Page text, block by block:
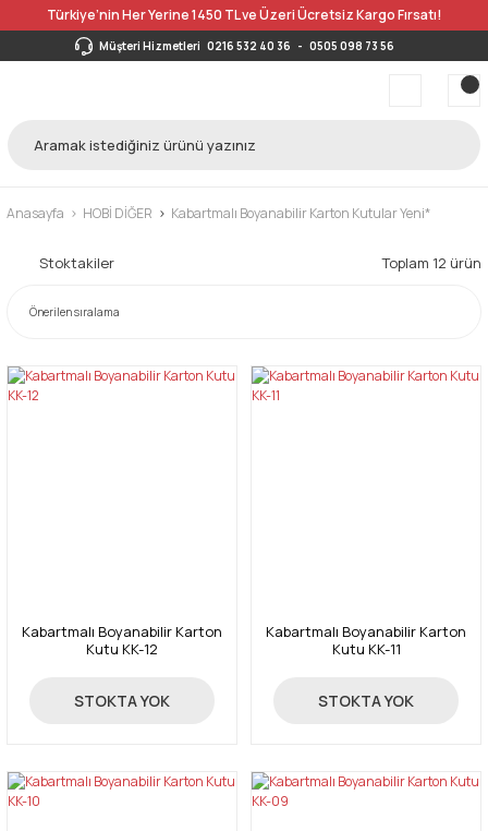
Türkiye’nin Her Yerine 1450 TL ve Üzeri Ücretsiz Kargo Fırsatı!
Müşteri Hizmetleri 0216 532 40 36 - 0505 098 73 56
Anasayfa HOBİ DİĞER Kabartmalı Boyanabilir Karton Kutular Yeni*
Stoktakiler Toplam 12 ürün
Kabartmalı Boyanabilir Karton
Kutu KK-12
45,00 TL
STOKTA YOK
Kabartmalı Boyanabilir Karton
Kutu KK-11
45,00 TL
STOKTA YOK